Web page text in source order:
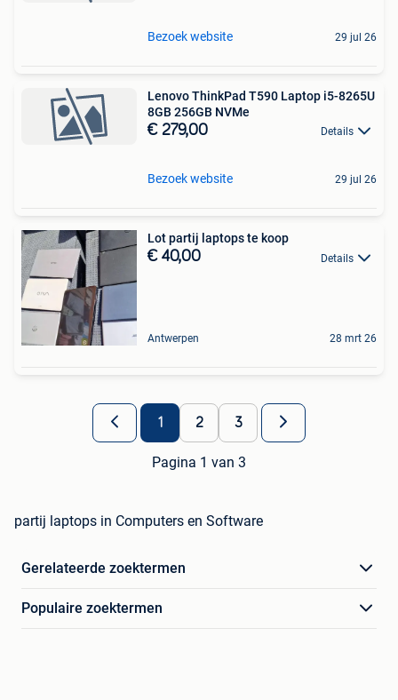
Bezoek website 29 jul 26
Lenovo ThinkPad T590 Laptop i5-8265U
8GB 256GB NVMe
€ 279,00 Details
Bezoek website 29 jul 26
Lot partij laptops te koop
€ 40,00 Details
Antwerpen 28 mrt 26
1 2 3
Pagina 1 van 3
partij laptops in Computers en Software
Gerelateerde zoektermen
Populaire zoektermen